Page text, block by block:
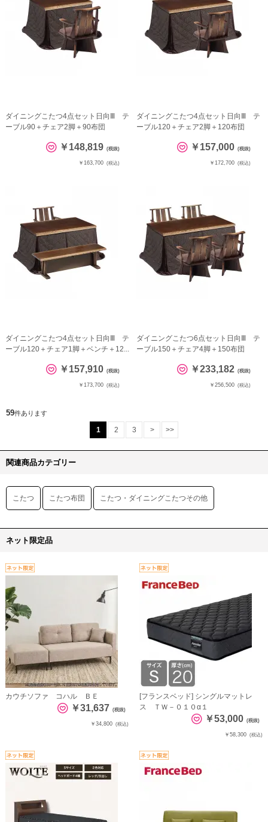
ダイニングこたつ4点セット日向Ⅲ テ
ーブル90＋チェア2脚＋90布団
￥148,819 (税抜)
￥163,700 (税込)
ダイニングこたつ4点セット日向Ⅲ テ
ーブル120＋チェア2脚＋120布団
￥157,000 (税抜)
￥172,700 (税込)
ダイニングこたつ4点セット日向Ⅲ テ
ーブル120＋チェア1脚＋ベンチ＋12...
￥157,910 (税抜)
￥173,700 (税込)
ダイニングこたつ6点セット日向Ⅲ テ
ーブル150＋チェア4脚＋150布団
￥233,182 (税抜)
￥256,500 (税込)
59件あります
1 2 3 > >>
関連商品カテゴリー
こたつ こたつ布団 こたつ・ダイニングこたつその他
ネット限定品
カウチソファ コハル ＢＥ
￥31,637 (税抜)
￥34,800 (税込)
[フランスベッド] シングルマットレ
ス ＴＷ－０１０α１
￥53,000 (税抜)
￥58,300 (税込)